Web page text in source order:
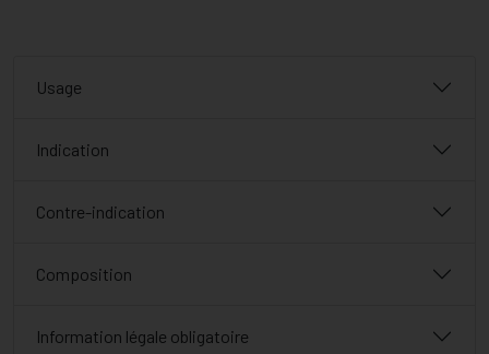
Usage
Indication
Contre-indication
Composition
Information légale obligatoire